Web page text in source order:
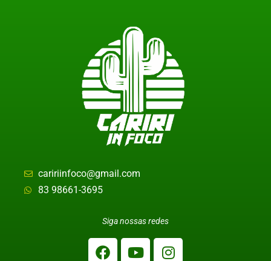
caririinfoco@gmail.com
83 98661-3695
Siga nossas redes